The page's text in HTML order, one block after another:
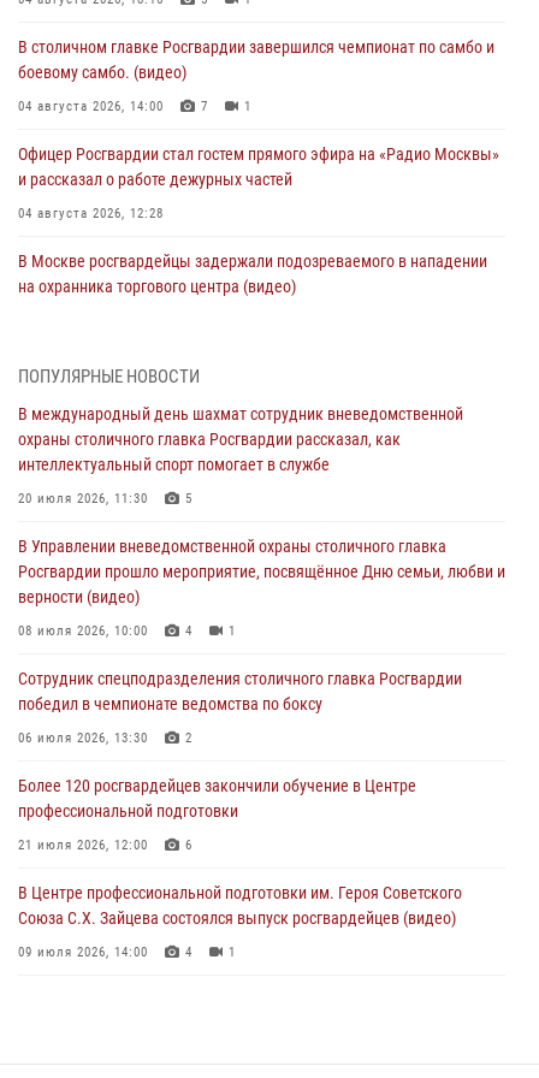
В столичном главке Росгвардии завершился чемпионат по самбо и
боевому самбо. (видео)
04 августа 2026, 14:00 7 1
Офицер Росгвардии стал гостем прямого эфира на «Радио Москвы»
и рассказал о работе дежурных частей
04 августа 2026, 12:28
В Москве росгвардейцы задержали подозреваемого в нападении
на охранника торгового центра (видео)
В Главном управлении Росгвардии по городу Москве подвели итоги
03 августа 2026, 13:00
На востоке Москвы сотрудники Росгвардии задержали мужчину,
находящегося в федеральном розыске (видео)
Росгвардия обеспечила правопорядок во время празднования Дня
воздушно-десантных войск в Москве (видео)
03 августа 2026, 08:00
Московские росгвардейцы пришли на помощь семье, у которой
сломался автомобиль на проезжей части (Видео)
02 августа 2026, 11:54
ПОПУЛЯРНЫЕ НОВОСТИ
В международный день шахмат сотрудник вневедомственной
охраны столичного главка Росгвардии рассказал, как
интеллектуальный спорт помогает в службе
20 июля 2026, 11:30 5
В Управлении вневедомственной охраны столичного главка
Росгвардии прошло мероприятие, посвящённое Дню семьи, любви и
верности (видео)
08 июля 2026, 10:00 4 1
Сотрудник спецподразделения столичного главка Росгвардии
победил в чемпионате ведомства по боксу
06 июля 2026, 13:30 2
Более 120 росгвардейцев закончили обучение в Центре
профессиональной подготовки
21 июля 2026, 12:00 6
В Центре профессиональной подготовки им. Героя Советского
Союза С.Х. Зайцева состоялся выпуск росгвардейцев (видео)
09 июля 2026, 14:00 4 1